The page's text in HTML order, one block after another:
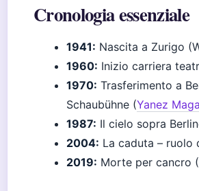
Cronologia essenziale
1941: Nascita a Zurigo
1960: Inizio carriera
1970: Trasferimento a
Schaubühne (Yanez
1987: Il cielo sopra
2004: La caduta – ruolo
2019: Morte per cancro